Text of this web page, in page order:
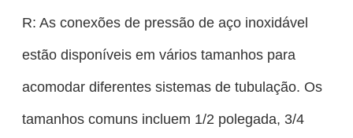
R: As conexões de pressão de aço inoxidável
estão disponíveis em vários tamanhos para
acomodar diferentes sistemas de tubulação. Os
tamanhos comuns incluem 1/2 polegada, 3/4